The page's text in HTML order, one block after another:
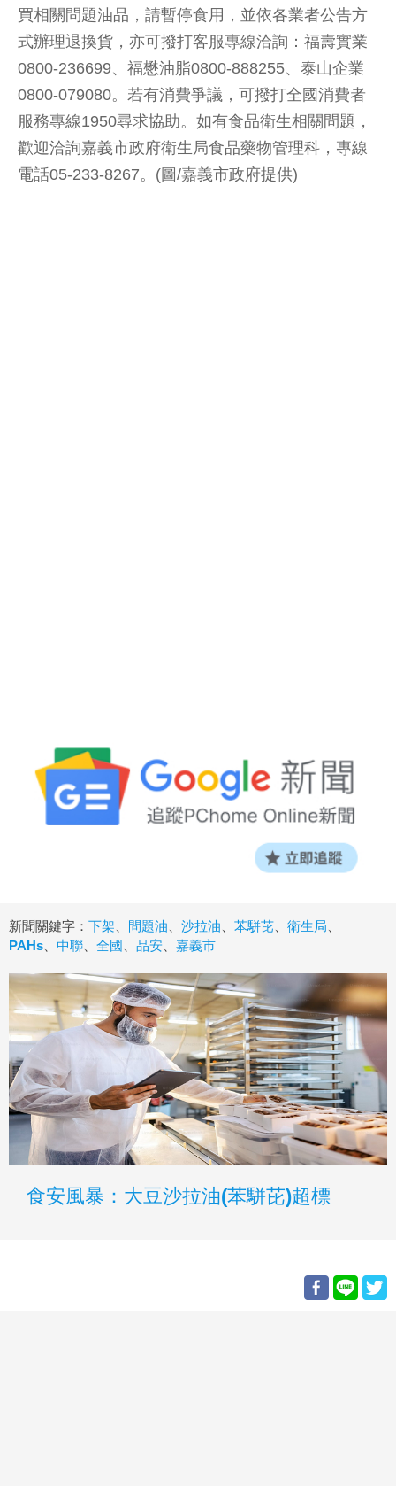
買相關問題油品，請暫停食用，並依各業者公告方
式辦理退換貨，亦可撥打客服專線洽詢：福壽實業
0800-236699、福懋油脂0800-888255、泰山企業
0800-079080。若有消費爭議，可撥打全國消費者
服務專線1950尋求協助。如有食品衛生相關問題，
歡迎洽詢嘉義市政府衛生局食品藥物管理科，專線
電話05-233-8267。(圖/嘉義市政府提供)
新聞關鍵字： 下架 問題油 沙拉油 苯駢芘 衛生局
PAHs
中聯 全國 品安 嘉義市
食安風暴：大豆沙拉油(苯駢芘)超標